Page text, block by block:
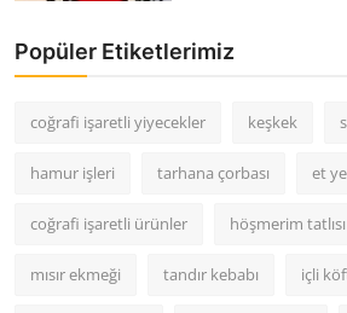
Popüler Etiketlerimiz
coğrafi işaretli yiyecekler keşkek
hamur işleri tarhana çorbası et
coğrafi işaretli ürünler höşmerim tatlısı
mısır ekmeği tandır kebabı içli